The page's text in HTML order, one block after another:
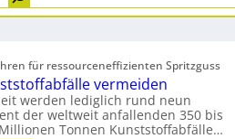
für ressourceneffizienten Spritzguss
vermeiden
werden lediglich rund neun
der weltweit anfallenden 350 bis
Tonnen Kunststoffabfälle…